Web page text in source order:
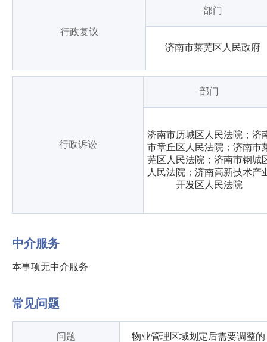
行政复议
部门
济南市莱芜区人民政府
行政诉讼
部门
济南市历城区人民法院；济
市章丘区人民法院；济南市
芜区人民法院；济南市钢城
人民法院；济南高新技术产
开发区人民法院
中介服务
本事项无中介服务
常见问题
问题 物业管理区域划定后需要调整